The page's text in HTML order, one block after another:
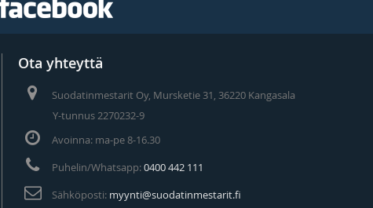
Ota yhteyttä
Suodatinmestarit Oy, Mursketie 31, 36220 Kangasala
Y-tunnus 2270232-9
Avoinna: ma-pe 8-16.30
Puhelin/Whatsapp:0400 442 111
Sähköposti: myynti@suodatinmestarit.fi